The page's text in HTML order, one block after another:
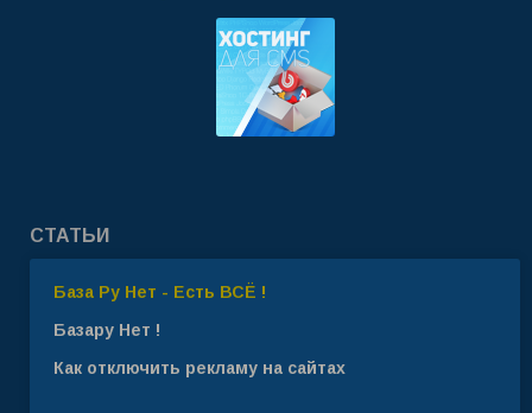
СТАТЬИ
База Ру Нет - Есть ВСЁ !
Базару Нет !
Как отключить рекламу на сайтах